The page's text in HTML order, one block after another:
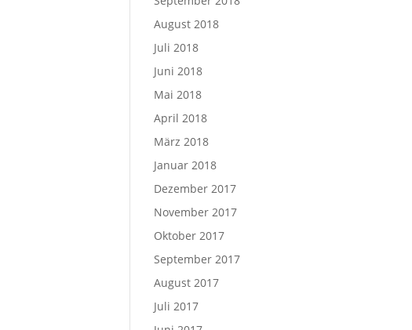
August 2018
Juli 2018
Juni 2018
Mai 2018
April 2018
März 2018
Januar 2018
Dezember 2017
November 2017
Oktober 2017
September 2017
August 2017
Juli 2017